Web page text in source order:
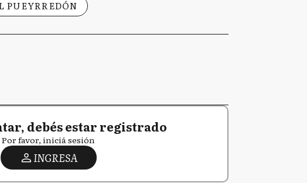
PUEYRREDÓN
debés estar registrado
Por favor, iniciá sesión
INGRESA